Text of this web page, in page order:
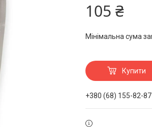
105 ₴
Мінімальна сума
Купити
+380 (68) 155-82-87